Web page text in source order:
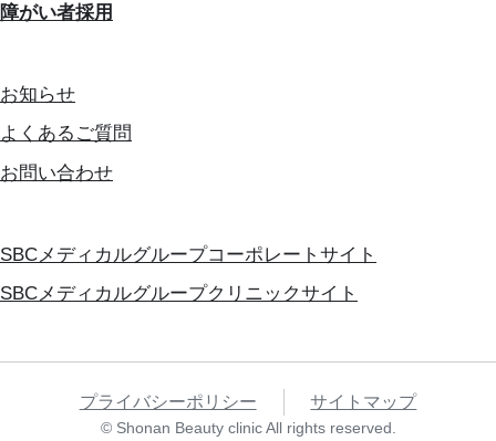
障がい者採用
お知らせ
よくあるご質問
お問い合わせ
SBCメディカルグループコーポレートサイト
SBCメディカルグループクリニックサイト
プライバシーポリシー サイトマップ
© Shonan Beauty clinic All rights reserved.